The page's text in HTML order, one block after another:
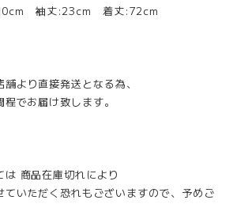
袖丈:23cm 着丈:72cm
より直接発送となる為、
でお届け致します。
は 商品在庫切れにより
ていただく恐れもございますので、予めご